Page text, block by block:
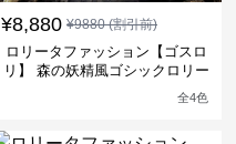
¥8,880 ¥9880(割引前)
ロリータファッション【ゴスロ
リ】 森の妖精風ゴシックロリー
全4色